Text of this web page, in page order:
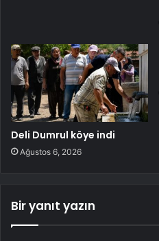
Deli Dumrul köye indi
Ağustos 6, 2026
Bir yanıt yazın